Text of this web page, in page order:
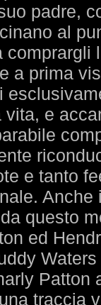
padre,
al
comprargli
a prima
vita, e
e tanto
questo
ed
Patton
traccia